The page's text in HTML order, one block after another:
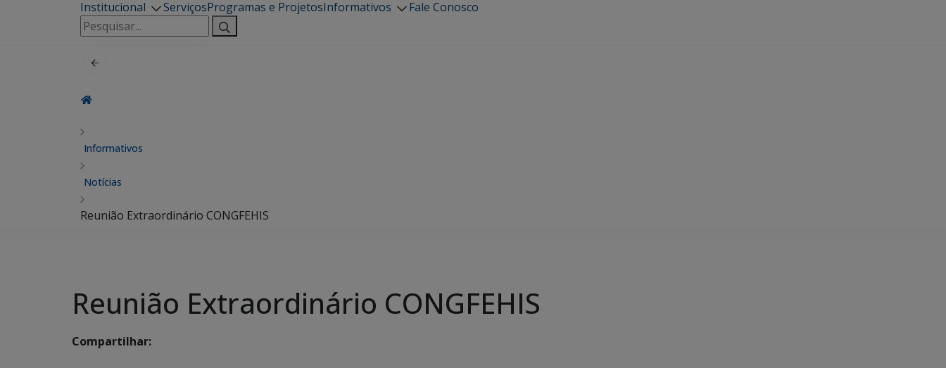
Institucional ServiçosProgramas e ProjetosInformativos
Fale Conosco
Pesquisar
por:
Informativos
Notícias
Reunião Extraordinário CONGFEHIS
Reunião Extraordinário CONGFEHIS
Compartilhar: